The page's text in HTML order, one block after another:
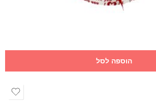
הוספה לסל